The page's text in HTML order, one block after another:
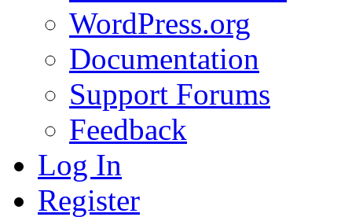
WordPress.org
Documentation
Support Forums
Feedback
Log In
Register